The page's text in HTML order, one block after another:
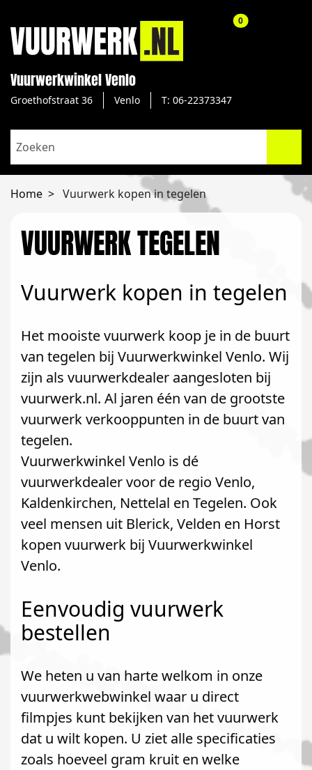
Vuurwerkwinkel Venlo
Groethofstraat 36 Venlo T: 06-22373347
0aantal
Home Vuurwerk kopen in tegelen
VUURWERK TEGELEN
Vuurwerk kopen in tegelen
Het mooiste vuurwerk koop je in de buurt
van tegelen bij Vuurwerkwinkel Venlo. Wij
zijn als vuurwerkdealer aangesloten bij
vuurwerk.nl. Al jaren één van de grootste
vuurwerk verkooppunten in de buurt van
tegelen.
Vuurwerkwinkel Venlo is dé
vuurwerkdealer voor de regio Venlo,
Kaldenkirchen, Nettelal en Tegelen. Ook
veel mensen uit Blerick, Velden en Horst
kopen vuurwerk bij Vuurwerkwinkel
Venlo.
Eenvoudig vuurwerk
bestellen
We heten u van harte welkom in onze
vuurwerkwebwinkel waar u direct
filmpjes kunt bekijken van het vuurwerk
dat u wilt kopen. U ziet alle specificaties
zoals hoeveel gram kruit en welke